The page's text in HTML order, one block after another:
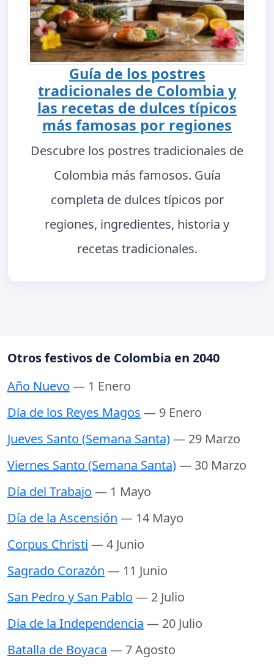
Guía de los postres
tradicionales de Colombia y
las recetas de dulces típicos
más famosas por regiones
Descubre los postres tradicionales de
Colombia más famosos. Guía
completa de dulces típicos por
regiones, ingredientes, historia y
recetas tradicionales.
Otros festivos de Colombia en 2040
Año Nuevo — 1 Enero
Día de los Reyes Magos — 9 Enero
Jueves Santo (Semana Santa)— 29 Marzo
Viernes Santo (Semana Santa)— 30 Marzo
Día del Trabajo — 1 Mayo
Día de la Ascensión — 14 Mayo
Corpus Christi — 4 Junio
Sagrado Corazón — 11 Junio
San Pedro y San Pablo — 2 Julio
Día de la Independencia — 20 Julio
Batalla de Boyaca — 7 Agosto